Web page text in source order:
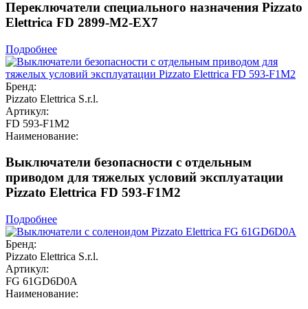
Переключатели специального назначения Pizzato
Elettrica FD 2899-M2-EX7
Подробнее
Бренд:
Pizzato Elettrica S.r.l.
Артикул:
FD 593-F1M2
Наименование:
Выключатели безопасности с отдельным
приводом для тяжелых условий эксплуатации
Pizzato Elettrica FD 593-F1M2
Подробнее
Бренд:
Pizzato Elettrica S.r.l.
Артикул:
FG 61GD6D0A
Наименование: